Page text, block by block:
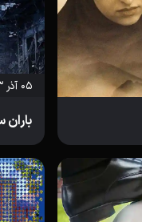
۰۵ آذر ۱۴۰۳